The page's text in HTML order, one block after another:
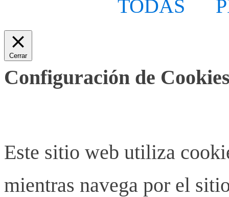
TODAS
Cerrar
Configuración de
Este sitio web utiliza
mientras navega por el